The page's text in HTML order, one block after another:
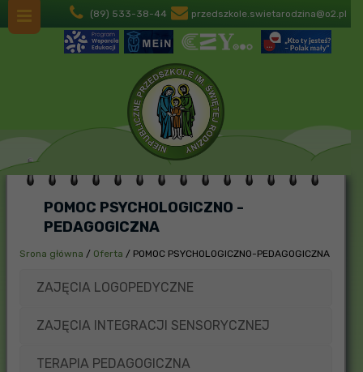
(89) 533-38-44 przedszkole.swietarodzina@o2.pl
POMOC PSYCHOLOGICZNO -
PEDAGOGICZNA
Srona główna / Oferta / POMOC PSYCHOLOGICZNO-PEDAGOGICZNA
ZAJĘCIA LOGOPEDYCZNE
ZAJĘCIA INTEGRACJI SENSORYCZNEJ
TERAPIA PEDAGOGICZNA